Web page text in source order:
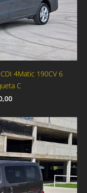
4Matic 190CV 6
C